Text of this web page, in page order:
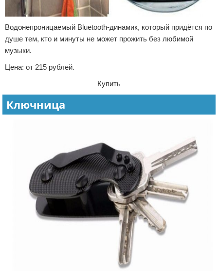
Водонепроницаемый Bluetooth-динамик, который придётся по
душе тем, кто и минуты не может прожить без любимой
музыки.
Цена: от 215 рублей.
Купить
Ключница